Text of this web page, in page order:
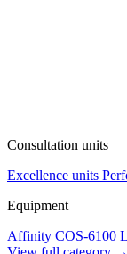
Consultation units
Excellence units
Equipment
Affinity COS-6100